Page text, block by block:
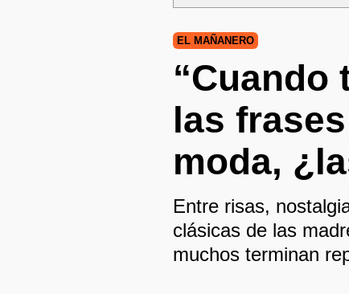
EL MAÑANERO
“Cuando
las
moda,
Entre risas,
clásicas de las
muchos terminan